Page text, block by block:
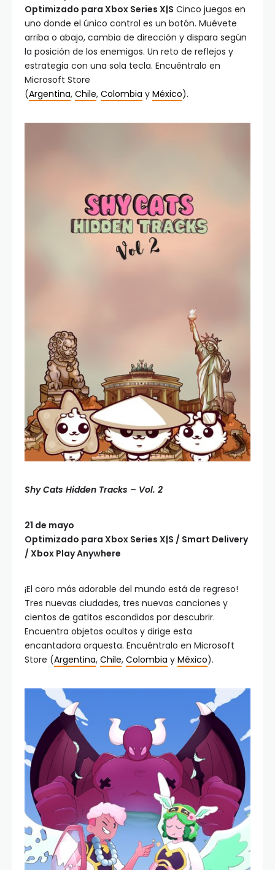
Optimizado para Xbox Series X|S Cinco juegos en
uno donde el único control es un botón. Muévete
arriba o abajo, cambia de dirección y dispara según
la posición de los enemigos. Un reto de reflejos y
estrategia con una sola tecla. Encuéntralo en
Microsoft Store
(Argentina, Chile, Colombia y México).
Shy Cats Hidden Tracks – Vol. 2
21 de mayo
Optimizado para Xbox Series X|S / Smart Delivery
/ Xbox Play Anywhere
¡El coro más adorable del mundo está de regreso!
Tres nuevas ciudades, tres nuevas canciones y
cientos de gatitos escondidos por descubrir.
Encuentra objetos ocultos y dirige esta
encantadora orquesta. Encuéntralo en Microsoft
Store (Argentina, Chile, Colombia y México).